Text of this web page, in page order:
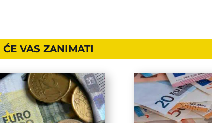
VAS ZANIMATI